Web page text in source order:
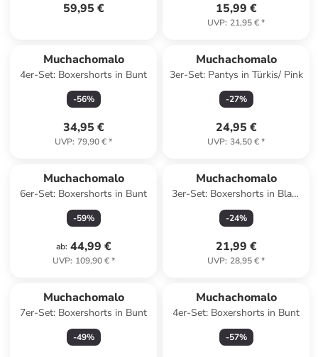
59,95 € 15,99 €
UVP: 21,95 €*
Muchachomalo
4er-Set: Boxershorts in Bunt
-56%
34,95 €
UVP: 79,90 €*
Muchachomalo
3er-Set: Pantys in Türkis/ Pink
-27%
24,95 €
UVP: 34,50 €*
Muchachomalo
6er-Set: Boxershorts in Bunt
-59%
ab: 44,99 €
UVP: 109,90 €*
Muchachomalo
3er-Set: Boxershorts in Blau/
Rot/ Rosa
-24%
21,99 €
UVP: 28,95 €*
Muchachomalo
7er-Set: Boxershorts in Bunt
-49%
Muchachomalo
4er-Set: Boxershorts in Bunt
-57%